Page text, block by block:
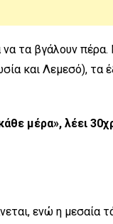
να τα βγάλουν
και Λεμεσό), τα
μέρα», λέει
ενώ η μεσαία